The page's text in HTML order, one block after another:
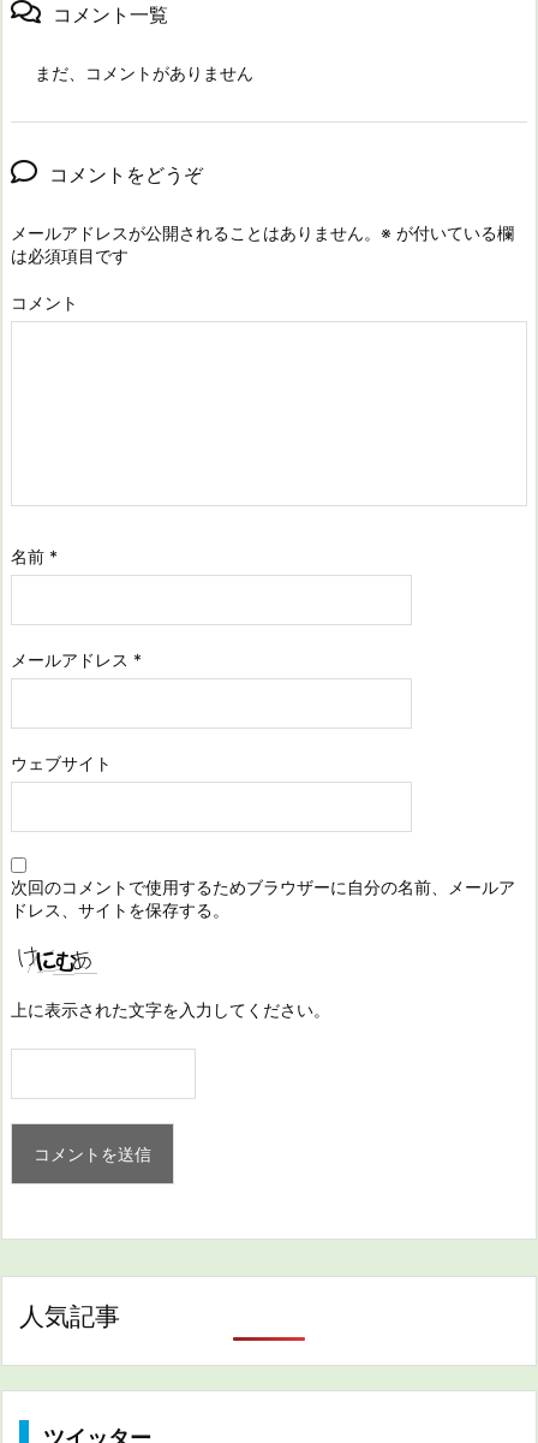
コメント一覧
まだ、コメントがありません
コメントをどうぞ
メールアドレスが公開されることはありません。 ※ が付いている欄
は必須項目です
コメント
名前 *
メールアドレス *
ウェブサイト
次回のコメントで使用するためブラウザーに自分の名前、メールア
ドレス、サイトを保存する。
上に表示された文字を入力してください。
人気記事
ツイッター